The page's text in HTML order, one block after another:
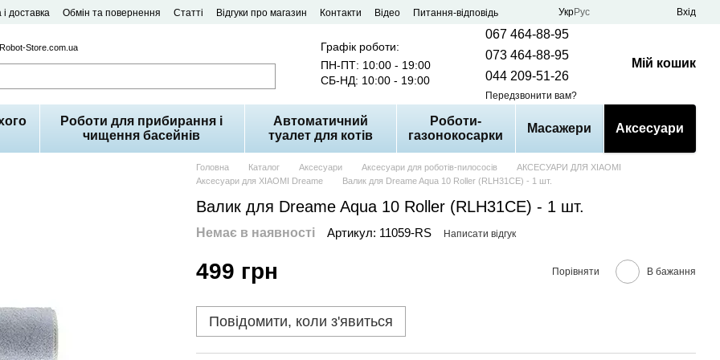
доставка Обмін та повернення Статті Відгуки про магазин Контакти Відео
Питання-відповідь
УкрРус Вхід
Robot-Store.com.ua
Графік роботи:
ПН-ПТ: 10:00 - 19:00
СБ-НД: 10:00 - 19:00
067 464-88-95
073 464-88-95
044 209-51-26
Передзвонити вам?
Мій кошик
Роботи для прибирання і
чищення басейнів
Автоматичний
туалет для котів
Роботи-
газонокосарки
Масажери Аксесуари
Головна Каталог Аксесуари Аксесуари для роботів-пилососів
АКСЕСУАРИ ДЛЯ XIAOMI
Аксесуари для XIAOMI Dreame
Валик для Dreame Aqua 10 Roller (RLH31CE) - 1 шт.
Валик для Dreame Aqua 10 Roller (RLH31CE) - 1 шт.
Немає в наявності Артикул: 11059-RS Написати відгук
499 грн Порівняти В бажання
Повідомити, коли з'явиться